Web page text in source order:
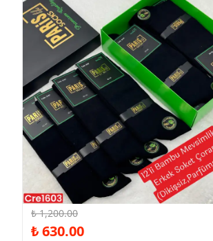
%48 İndirim
₺ 1,200.00
₺ 630.00